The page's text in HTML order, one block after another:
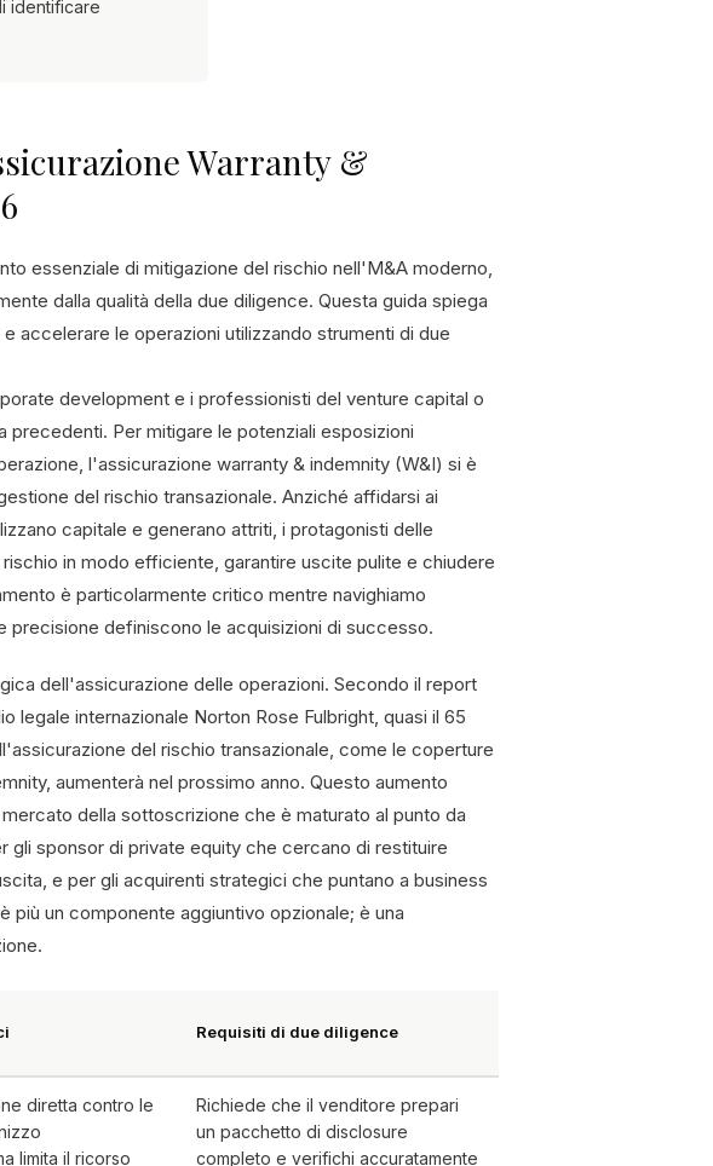
identificare
Warranty &
essenziale di mitigazione del rischio nell'M&A moderno,
dalla qualità della due diligence. Questa guida spiega
accelerare le operazioni utilizzando strumenti di due
development e i professionisti del venture capital o
Per mitigare le potenziali esposizioni
l'assicurazione warranty & indemnity (W&I) si è
del rischio transazionale. Anziché affidarsi ai
capitale e generano attriti, i protagonisti delle
in modo efficiente, garantire uscite pulite e chiudere
è particolarmente critico mentre navighiamo
definiscono le acquisizioni di successo.
dell'assicurazione delle operazioni. Secondo il report
legale internazionale Norton Rose Fulbright, quasi il 65
del rischio transazionale, come le coperture
aumenterà nel prossimo anno. Questo aumento
della sottoscrizione che è maturato al punto da
gli sponsor di private equity che cercano di restituire
e per gli acquirenti strategici che puntano a business
più un componente aggiuntivo opzionale; è una
Requisiti di due diligence
diretta contro le
limita il ricorso
Richiede che il venditore prepari
un pacchetto di disclosure
completo e verifichi accuratamente